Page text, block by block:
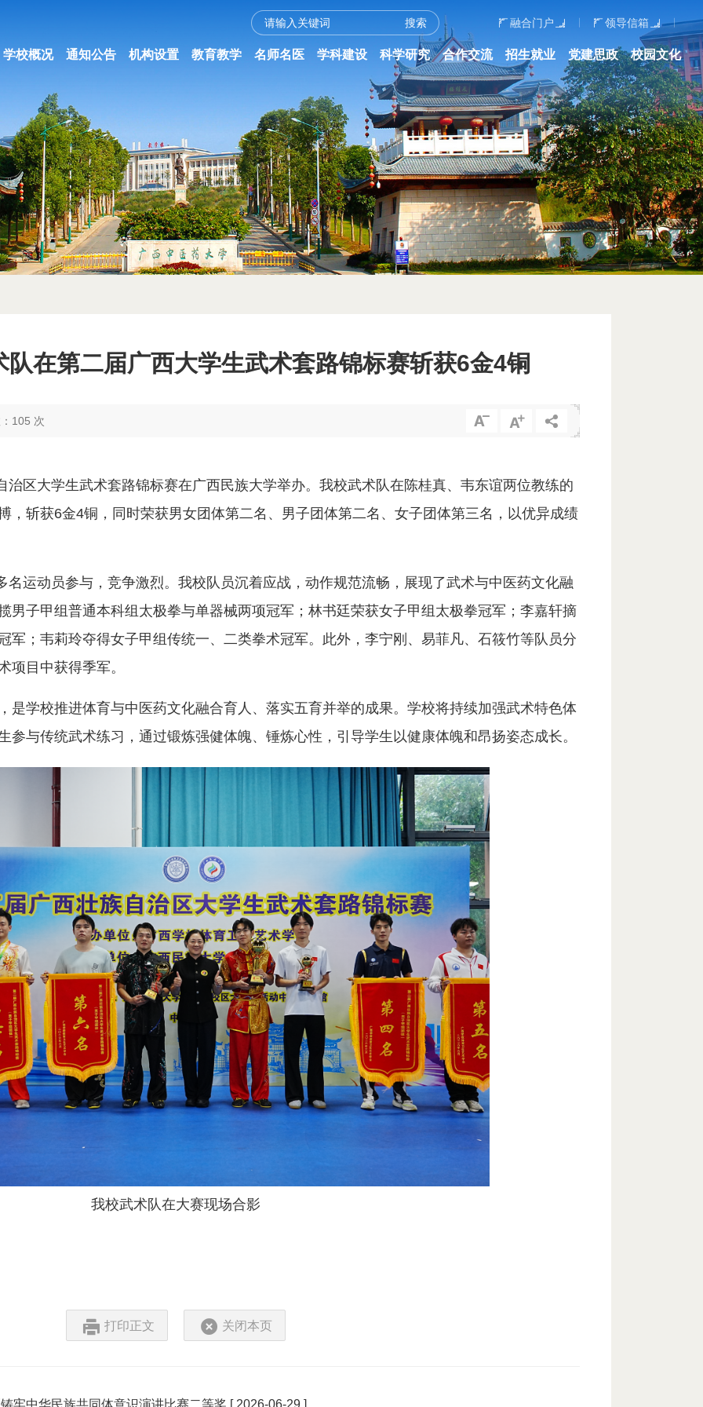
融合门户 领导信箱
学校概况 通知公告 机构设置 教育教学 名师名医 学科建设 科学研究 合作交流 招生就业 党建思政 校园文化
在第二届广西大学生武术套路锦标赛斩获6金4铜
105 次
区大学生武术套路锦标赛在广西民族大学举办。我校武术队在陈桂真、韦东谊两位教练的
，斩获6金4铜，同时荣获男女团体第二名、男子团体第二名、女子团体第三名，以优异成绩
名运动员参与，竞争激烈。我校队员沉着应战，动作规范流畅，展现了武术与中医药文化融
男子甲组普通本科组太极拳与单器械两项冠军；林书廷荣获女子甲组太极拳冠军；李嘉轩摘
军；韦莉玲夺得女子甲组传统一、二类拳术冠军。此外，李宁刚、易菲凡、石筱竹等队员分
项目中获得季军。
是学校推进体育与中医药文化融合育人、落实五育并举的成果。学校将持续加强武术特色体
参与传统武术练习，通过锻炼强健体魄、锤炼心性，引导学生以健康体魄和昂扬姿态成长。
我校武术队在大赛现场合影
打印正文 关闭本页